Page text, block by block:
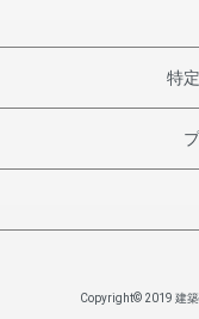
特
Copyright© 2019 建